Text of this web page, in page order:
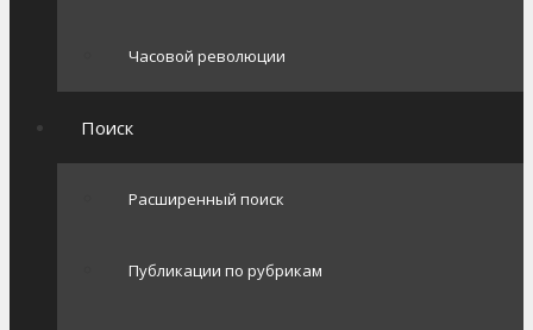
Часовой революции
Поиск
Расширенный поиск
Публикации по рубрикам